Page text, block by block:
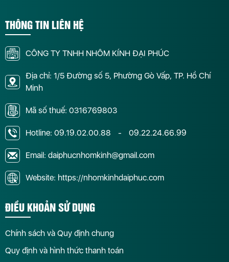
THÔNG TIN LIÊN HỆ
CÔNG TY TNHH NHÔM KÍNH ĐẠI PHÚC
Địa chỉ: 1/5 Đường số 5, Phường Gò Vấp, TP. Hồ Chí
Minh
Mã số thuế: 0316769803
Hotline: 09.19.02.00.88 - 09.22.24.66.99
Email: daiphucnhomkinh@gmail.com
Website: https://nhomkinhdaiphuc.com
ĐIỀU KHOẢN SỬ DỤNG
Chính sách và Quy định chung
Quy định và hình thức thanh toán